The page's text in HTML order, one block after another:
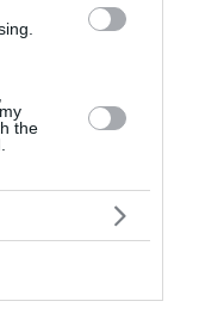
the
και Σλάβων,
ενώ οι
έξοδο τη